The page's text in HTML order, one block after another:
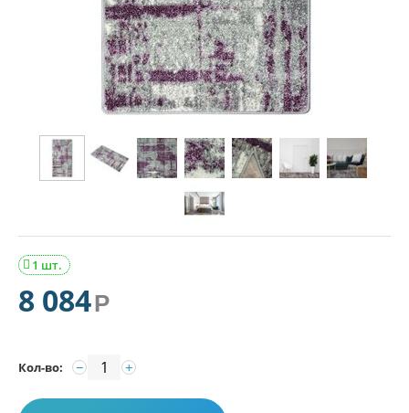
1 шт.

8 084Р
Кол-во: +
−